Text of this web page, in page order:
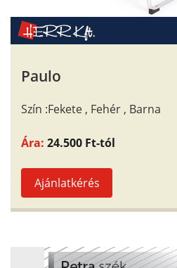
Paulo
Szín :Fekete , Fehér , Barna
Ára: 24.500 Ft-tól
Ajánlatkérés